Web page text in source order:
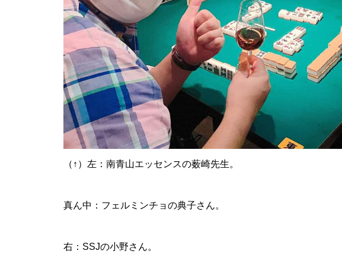
（↑）左：南青山エッセンスの薮崎先生。
真ん中：フェルミンチョの典子さん。
右：SSJの小野さん。